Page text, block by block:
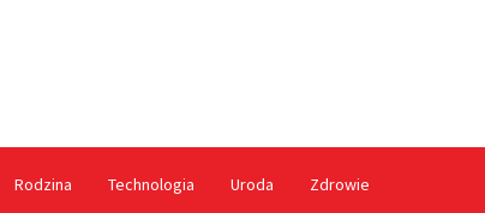
Rodzina Technologia Uroda Zdrowie